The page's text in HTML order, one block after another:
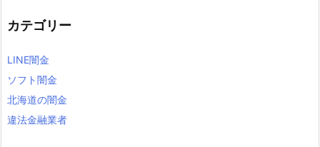
カテゴリー
LINE闇金
ソフト闇金
北海道の闇金
違法金融業者